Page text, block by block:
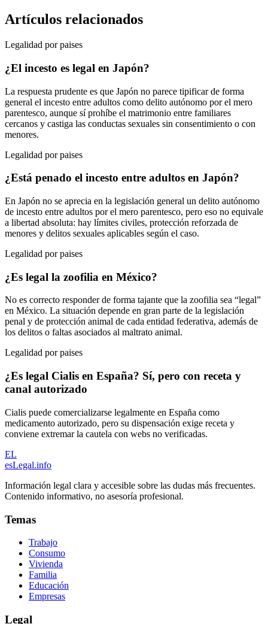
Artículos relacionados
Legalidad por paises
¿El incesto es legal en Japón?
La respuesta prudente es que Japón no parece tipificar de forma
general el incesto entre adultos como delito autónomo por el mero
parentesco, aunque sí prohíbe el matrimonio entre familiares
cercanos y castiga las conductas sexuales sin consentimiento o con
menores.
Legalidad por paises
¿Está penado el incesto entre adultos en Japón?
En Japón no se aprecia en la legislación general un delito autónomo
de incesto entre adultos por el mero parentesco, pero eso no equivale
a libertad absoluta: hay límites civiles, protección reforzada de
menores y delitos sexuales aplicables según el caso.
Legalidad por paises
¿Es legal la zoofilia en México?
No es correcto responder de forma tajante que la zoofilia sea “legal”
en México. La situación depende en gran parte de la legislación
penal y de protección animal de cada entidad federativa, además de
los delitos o faltas asociados al maltrato animal.
Legalidad por paises
¿Es legal Cialis en España? Sí, pero con receta y
canal autorizado
Cialis puede comercializarse legalmente en España como
medicamento autorizado, pero su dispensación exige receta y
conviene extremar la cautela con webs no verificadas.
EL
esLegal.info
Información legal clara y accesible sobre las dudas más frecuentes.
Contenido informativo, no asesoría profesional.
Temas
Trabajo
Consumo
Vivienda
Familia
Educación
Empresas
Legal